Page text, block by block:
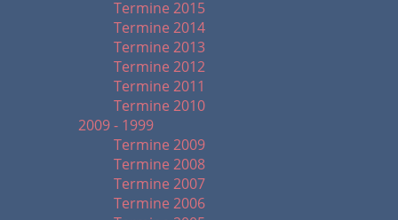
Termine 2015
Termine 2014
Termine 2013
Termine 2012
Termine 2011
Termine 2010
2009 - 1999
Termine 2009
Termine 2008
Termine 2007
Termine 2006